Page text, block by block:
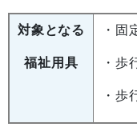
対象となる
福祉用具
・固
・
・歩